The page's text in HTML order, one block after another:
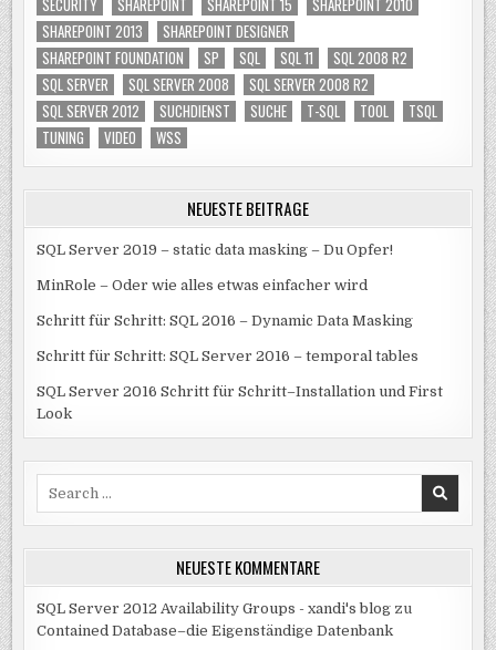
SHAREPOINT 2013
SHAREPOINT DESIGNER
SHAREPOINT FOUNDATION
SP SQL SQL 11
SQL 2008 R2
SQL SERVER
SQL SERVER 2008
SQL SERVER 2008 R2
SQL SERVER 2012
SUCHDIENST SUCHE T-SQL TOOL
TSQL
TUNING
VIDEO WSS
NEUESTE BEITRÄGE
SQL Server 2019 – static data masking – Du Opfer!
MinRole – Oder wie alles etwas einfacher wird
Schritt für Schritt: SQL 2016 – Dynamic Data Masking
Schritt für Schritt: SQL Server 2016 – temporal tables
SQL Server 2016 Schritt für Schritt–Installation und First
Look
NEUESTE KOMMENTARE
SQL Server 2012 Availability Groups - xandi's blog zu
Contained Database–die Eigenständige Datenbank